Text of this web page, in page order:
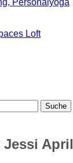
Personalyoga
Loft
April